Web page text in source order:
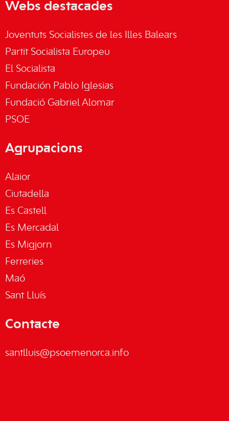
Webs destacades
Joventuts Socialistes de les Illes Balears
Partit Socialista Europeu
El Socialista
Fundación Pablo Iglesias
Fundació Gabriel Alomar
PSOE
Agrupacions
Alaior
Ciutadella
Es Castell
Es Mercadal
Es Migjorn
Ferreries
Maó
Sant Lluís
Contacte
santlluis@psoemenorca.info